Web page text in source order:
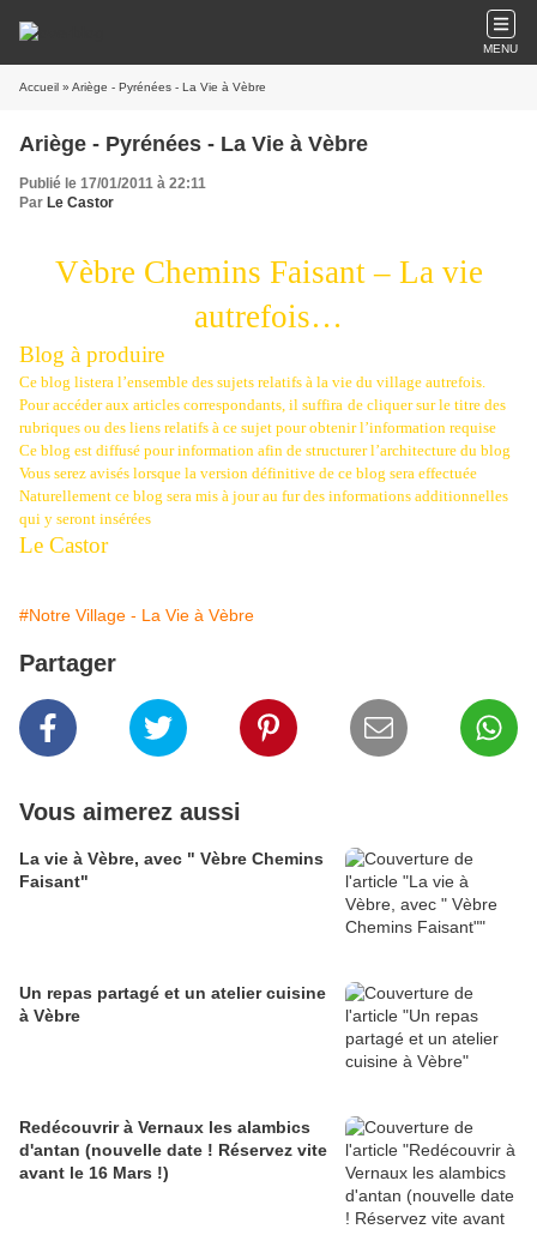
MENU
Accueil » Ariège - Pyrénées - La Vie à Vèbre
Ariège - Pyrénées - La Vie à Vèbre
Publié le 17/01/2011 à 22:11
Par Le Castor
Vèbre Chemins Faisant – La vie
autrefois…
Blog à produire
Ce blog listera l’ensemble des sujets relatifs à la vie du village autrefois.
Pour accéder aux articles correspondants, il suffira de cliquer sur le titre des
rubriques ou des liens relatifs à ce sujet pour obtenir l’information requise
Ce blog est diffusé pour information afin de structurer l’architecture du blog
Vous serez avisés lorsque la version définitive de ce blog sera effectuée
Naturellement ce blog sera mis à jour au fur des informations additionnelles
qui y seront insérées
Le Castor
#Notre Village - La Vie à Vèbre
Partager
Vous aimerez aussi
La vie à Vèbre, avec " Vèbre Chemins
Faisant"
Un repas partagé et un atelier cuisine
à Vèbre
Redécouvrir à Vernaux les alambics
d'antan (nouvelle date ! Réservez vite
avant le 16 Mars !)